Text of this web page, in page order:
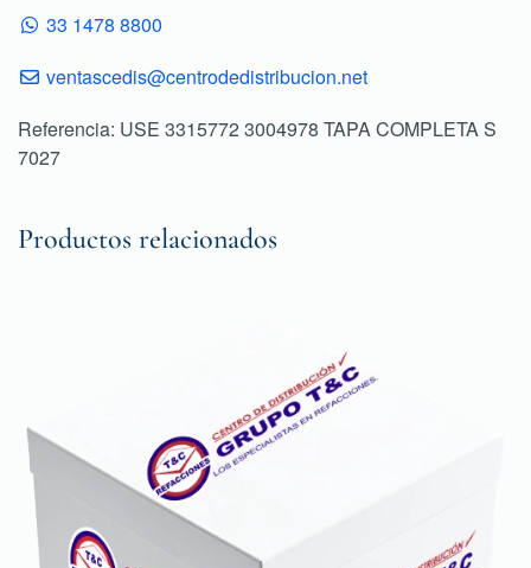
33 1478 8800
ventascedis@centrodedistribucion.net
Referencia: USE 3315772 3004978 TAPA COMPLETA S
7027
Productos relacionados